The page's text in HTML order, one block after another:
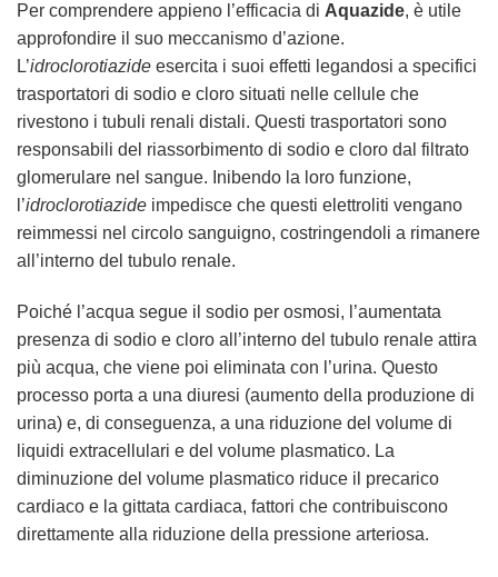
Per comprendere appieno l’efficacia di Aquazide, è utile
approfondire il suo meccanismo d’azione.
L’idroclorotiazide esercita i suoi effetti legandosi a specifici
trasportatori di sodio e cloro situati nelle cellule che
rivestono i tubuli renali distali. Questi trasportatori sono
responsabili del riassorbimento di sodio e cloro dal filtrato
glomerulare nel sangue. Inibendo la loro funzione,
l’idroclorotiazide impedisce che questi elettroliti vengano
reimmessi nel circolo sanguigno, costringendoli a rimanere
all’interno del tubulo renale.
Poiché l’acqua segue il sodio per osmosi, l’aumentata
presenza di sodio e cloro all’interno del tubulo renale attira
più acqua, che viene poi eliminata con l’urina. Questo
processo porta a una diuresi (aumento della produzione di
urina) e, di conseguenza, a una riduzione del volume di
liquidi extracellulari e del volume plasmatico. La
diminuzione del volume plasmatico riduce il precarico
cardiaco e la gittata cardiaca, fattori che contribuiscono
direttamente alla riduzione della pressione arteriosa.